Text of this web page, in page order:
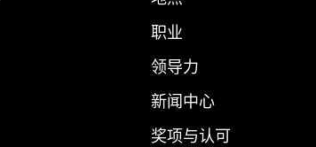
职业
领导力
新闻中心
奖项与认可